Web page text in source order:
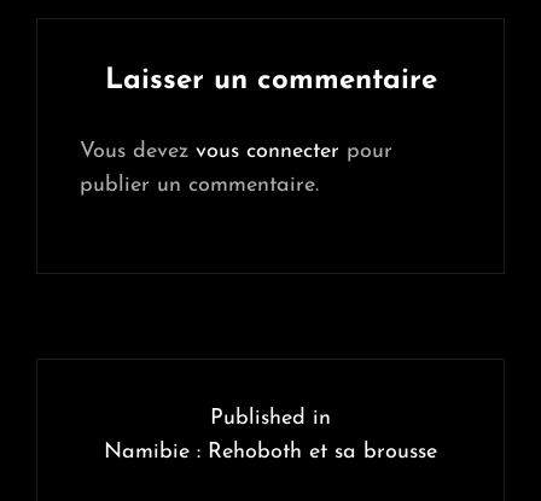
Laisser un commentaire
Vous devez vous connecter pour
publier un commentaire.
l’article
Published in
Namibie : Rehoboth et sa brousse